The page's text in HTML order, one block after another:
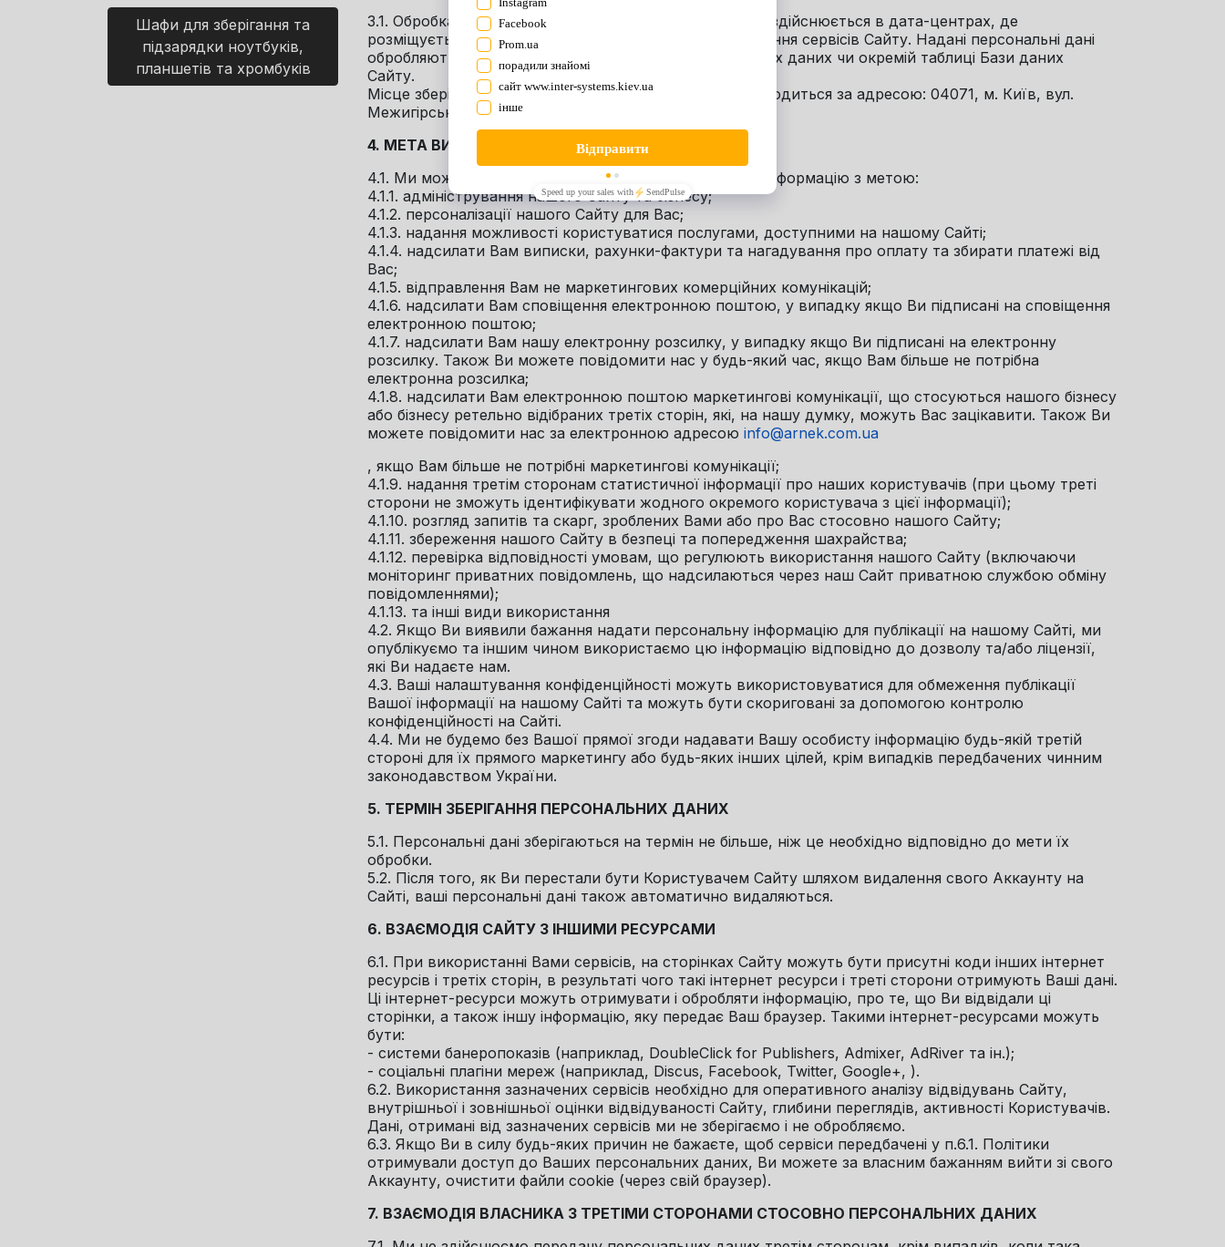
3.1. Обробка і зберігання наданих персональних даних здійснюється в дата-центрах, де
розміщується обладнання, що забезпечує функціонування сервісів Сайту. Надані персональні дані
обробляються і можуть зберігатись в Базі персональних даних чи окремій таблиці Бази даних
Сайту.
Місце зберігання та обробки персональних даних знаходиться за адресою: 04071, м. Київ, вул.
Межигірська, будинок 22.
4. МЕТА ВИКОРИСТАННЯ ПЕРСОНАЛЬНИХ ДАНИХ
4.1. Ми можемо використовувати Вашу персональну інформацію з метою:
4.1.1. адміністрування нашого Сайту та бізнесу;
4.1.2. персоналізації нашого Сайту для Вас;
4.1.3. надання можливості користуватися послугами, доступними на нашому Сайті;
4.1.4. надсилати Вам виписки, рахунки-фактури та нагадування про оплату та збирати платежі від
Вас;
4.1.5. відправлення Вам не маркетингових комерційних комунікацій;
4.1.6. надсилати Вам сповіщення електронною поштою, у випадку якщо Ви підписані на сповіщення
електронною поштою;
4.1.7. надсилати Вам нашу електронну розсилку, у випадку якщо Ви підписані на електронну
розсилку. Також Ви можете повідомити нас у будь-який час, якщо Вам більше не потрібна
електронна розсилка;
4.1.8. надсилати Вам електронною поштою маркетингові комунікації, що стосуються нашого бізнесу
або бізнесу ретельно відібраних третіх сторін, які, на нашу думку, можуть Вас зацікавити. Також Ви
можете повідомити нас за електронною адресою info@arnek.com.ua
, якщо Вам більше не потрібні маркетингові комунікації;
4.1.9. надання третім сторонам статистичної інформації про наших користувачів (при цьому треті
сторони не зможуть ідентифікувати жодного окремого користувача з цієї інформації);
4.1.10. розгляд запитів та скарг, зроблених Вами або про Вас стосовно нашого Сайту;
4.1.11. збереження нашого Сайту в безпеці та попередження шахрайства;
4.1.12. перевірка відповідності умовам, що регулюють використання нашого Сайту (включаючи
моніторинг приватних повідомлень, що надсилаються через наш Сайт приватною службою обміну
повідомленнями);
4.1.13. та інші види використання
4.2. Якщо Ви виявили бажання надати персональну інформацію для публікації на нашому Сайті, ми
опублікуємо та іншим чином використаємо цю інформацію відповідно до дозволу та/або ліцензії,
які Ви надаєте нам.
4.3. Ваші налаштування конфіденційності можуть використовуватися для обмеження публікації
Вашої інформації на нашому Сайті та можуть бути скориговані за допомогою контролю
конфіденційності на Сайті.
4.4. Ми не будемо без Вашої прямої згоди надавати Вашу особисту інформацію будь-якій третій
стороні для їх прямого маркетингу або будь-яких інших цілей, крім випадків передбачених чинним
законодавством України.
5. ТЕРМІН ЗБЕРІГАННЯ ПЕРСОНАЛЬНИХ ДАНИХ
5.1. Персональні дані зберігаються на термін не більше, ніж це необхідно відповідно до мети їх
обробки.
5.2. Після того, як Ви перестали бути Користувачем Сайту шляхом видалення свого Аккаунту на
Сайті, ваші персональні дані також автоматично видаляються.
6. ВЗАЄМОДІЯ САЙТУ З ІНШИМИ РЕСУРСАМИ
6.1. При використанні Вами сервісів, на сторінках Сайту можуть бути присутні коди інших інтернет
ресурсів і третіх сторін, в результаті чого такі інтернет ресурси і треті сторони отримують Ваші дані.
Ці інтернет-ресурси можуть отримувати і обробляти інформацію, про те, що Ви відвідали ці
сторінки, а також іншу інформацію, яку передає Ваш браузер. Такими інтернет-ресурсами можуть
бути:
- системи банеропоказів (наприклад, DoubleClick for Publishers, Admixer, AdRiver та ін.);
- соціальні плагіни мереж (наприклад, Discus, Facebook, Twitter, Google+, ).
6.2. Використання зазначених сервісів необхідно для оперативного аналізу відвідувань Сайту,
внутрішньої і зовнішньої оцінки відвідуваності Сайту, глибини переглядів, активності Користувачів.
Дані, отримані від зазначених сервісів ми не зберігаємо і не обробляємо.
6.3. Якщо Ви в силу будь-яких причин не бажаєте, щоб сервіси передбачені у п.6.1. Політики
отримували доступ до Ваших персональних даних, Ви можете за власним бажанням вийти зі свого
Аккаунту, очистити файли cookie (через свій браузер).
7. ВЗАЄМОДІЯ ВЛАСНИКА З ТРЕТІМИ СТОРОНАМИ СТОСОВНО ПЕРСОНАЛЬНИХ ДАНИХ
Шафи для зберігання та
підзарядки ноутбуків,
планшетів та хромбуків